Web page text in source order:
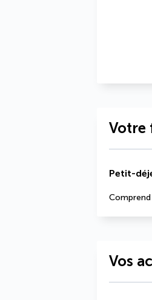
Votre
Petit-
Vos